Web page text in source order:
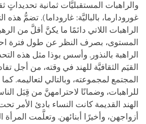
والراهبات المستقبليَّات ثمانية تحديداتٍ
غورودارما، بالباليَّة: غاروداما). تضمُّ هذه
الراهبات اللاتي دائمًا ما يكنَّ أقلَّ من
المستوى، بصرف النظر عن طول فترة
الراهبة بالنذور. وأسس بوذا مثل هذه
القيَم الثقافيَّة للهند في وقته، من أجل
المجتمع لمجموعته، وبالتالي لتعاليمه.
للراهبات، وضمانًا لاحترامهنَّ من قِبَل
الهند القديمة كانت النساء بادئ الأمر
أزواجهن، وأخيرًا أبنائهن. وتعلَّمت المرأة